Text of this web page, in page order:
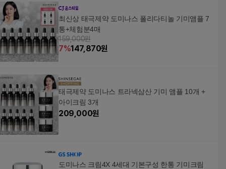
최신상 태극제약 도미나스 폴리다티놀 기미앰플 7
통+체험분4매
159,000원
7%147,870원
태극제약 도미나스 트라넥삼산 기미 앰플 10개 +
아이크림 3개
209,000원
도미나스 크림4X 4세대 기본구성 한통 기미크림